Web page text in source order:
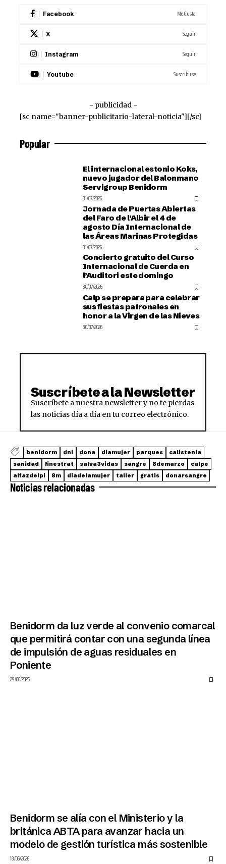
Facebook Me Gusta
X Seguir
Instagram Seguir
Youtube Suscribirse
- publicidad -
[sc name="banner-publicitario-lateral-noticia"][/sc]
Popular
El internacional estonio Koks,
nuevo jugador del Balonmano
Servigroup Benidorm
31/07/2026
Jornada de Puertas Abiertas
del Faro de l’Albir el 4 de
agosto Día Internacional de
las Áreas Marinas Protegidas
31/07/2026
Concierto gratuito del Curso
Internacional de Cuerda en
l’Auditori este domingo
30/07/2026
Calp se prepara para celebrar
sus fiestas patronales en
honor a la Virgen de las Nieves
30/07/2026
Suscríbete a la Newsletter
Suscríbete a nuestra newsletter y no te pierdas
las noticias día a día en tu correo electrónico.
benidorm dni dona diamujer parques
calistenia
sanidad
finestrat salva3vidas sangre 8demarzo
calpe
alfazdelpi
8m diadelamujer taller gratis donarsangre
Noticias relacionadas
Benidorm da luz verde al convenio comarcal
que permitirá contar con una segunda línea
de impulsión de aguas residuales en
Poniente
29/06/2026
Benidorm se alía con el Ministerio y la
británica ABTA para avanzar hacia un
modelo de gestión turística más sostenible
18/06/2026